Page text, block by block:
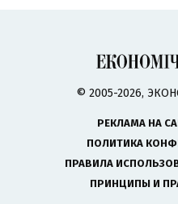
© 2005-2026,
РЕКЛАМА НА
ПОЛИТИКА
ПРАВИЛА
ПРИНЦИПЫ И